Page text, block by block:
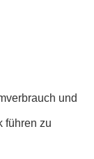
und
führen zu